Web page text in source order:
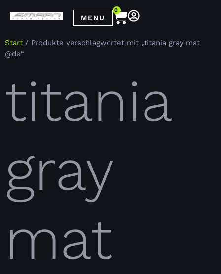
MENU
0
Start / Produkte verschlagwortet mit „titania gray mat
@de“
titania
gray
mat